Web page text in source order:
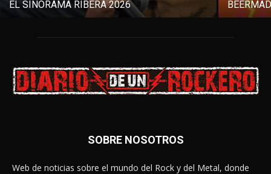
EL SINORAMA RIBERA 2026
SOBRE NOSOTROS
Web de noticias sobre el mundo del Rock y del Metal, donde